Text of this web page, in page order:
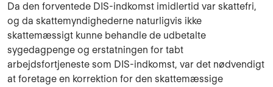
Da den forventede DIS-indkomst imidlertid var skattefri,
og da skattemyndighe­derne natur­ligvis ikke
skattemæssigt kunne behandle de udbetalte
sygedagpenge og erstatningen for tabt
arbejdsfortjeneste som DIS-indkomst, var det nødvendigt
at foretage en korrektion for den skattemæssige